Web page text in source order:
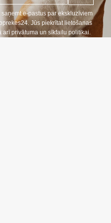
e-pastus par ekskluzīviem
Jūs piekrītat lietošanas
privātuma un sīkfailu politikai.